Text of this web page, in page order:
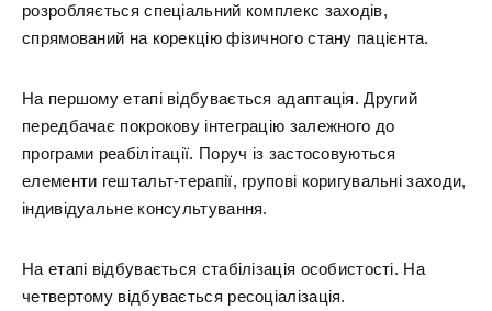
розробляється спеціальний комплекс заходів,
спрямований на корекцію фізичного стану пацієнта.
На першому етапі відбувається адаптація. Другий
передбачає покрокову інтеграцію залежного до
програми реабілітації. Поруч із застосовуються
елементи гештальт-терапії, групові коригувальні заходи,
індивідуальне консультування.
На етапі відбувається стабілізація особистості. На
четвертому відбувається ресоціалізація.